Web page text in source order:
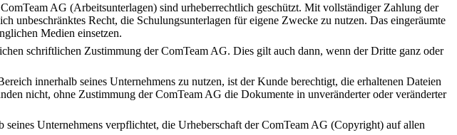
AG (Arbeitsunterlagen) sind urheberrechtlich geschützt. Mit vollständiger Zahlung der
unbeschränktes Recht, die Schulungsunterlagen für eigene Zwecke zu nutzen. Das eingeräumte
Medien einsetzen.
schriftlichen Zustimmung der ComTeam AG. Dies gilt auch dann, wenn der Dritte ganz oder
innerhalb seines Unternehmens zu nutzen, ist der Kunde berechtigt, die erhaltenen Dateien
nicht, ohne Zustimmung der ComTeam AG die Dokumente in unveränderter oder veränderter
Unternehmens verpflichtet, die Urheberschaft der ComTeam AG (Copyright) auf allen